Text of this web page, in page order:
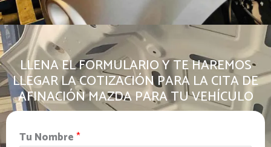
LLENA EL FORMULARIO Y TE HAREMOS
LLEGAR LA COTIZACIÓN PARA LA CITA DE
AFINACIÓN MAZDA PARA TU VEHÍCULO
Tu Nombre*